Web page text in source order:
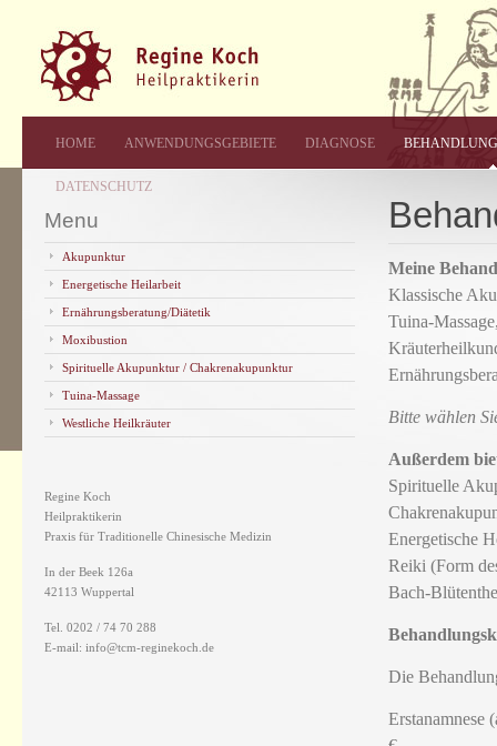
HOME ANWENDUNGSGEBIETE DIAGNOSE
DATENSCHUTZ
Menu
Akupunktur
Energetische Heilarbeit
Ernährungsberatung/Diätetik
Moxibustion
Spirituelle Akupunktur / Chakrenakupunktur
Tuina-Massage
Westliche Heilkräuter
Regine Koch
Heilpraktikerin
Praxis für Traditionelle Chinesische Medizin
In der Beek 126a
42113 Wuppertal
Tel. 0202 / 74 70 288
E-mail: info@tcm-reginekoch.de
Meine
Klassische
Tuina-
Bitte wählen
Außerdem
Spirituelle
Energetische
Reiki (Form
Bach-
Die